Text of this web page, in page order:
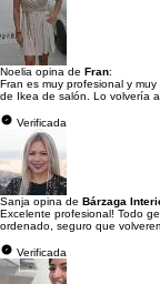
Noelia opina de Fran:
Fran es muy profesional y
de Ikea de salón. Lo volvería
Verificada
Sanja opina de Bárzaga
Excelente profesional! Todo
ordenado, seguro que
Verificada